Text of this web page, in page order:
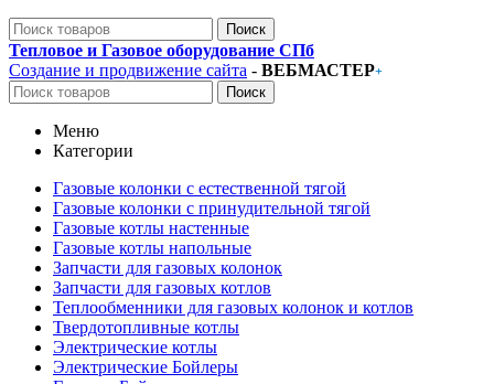
Поиск
Тепловое и Газовое оборудование СПб
Создание и продвижение сайта - ВЕБМАСТЕР+
Поиск
Меню
Категории
Газовые колонки с естественной тягой
Газовые колонки с принудительной тягой
Газовые котлы настенные
Газовые котлы напольные
Запчасти для газовых колонок
Запчасти для газовых котлов
Теплообменники для газовых колонок и котлов
Твердотопливные котлы
Электрические котлы
Электрические Бойлеры